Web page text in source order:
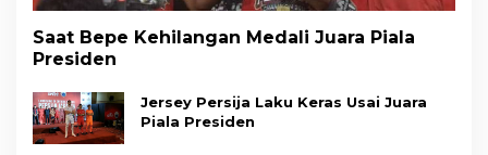
Saat Bepe Kehilangan Medali Juara Piala
Presiden
Jersey Persija Laku Keras Usai Juara
Piala Presiden